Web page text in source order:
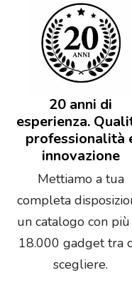
20 anni di
esperienza.
professionalità
innovazione
Mettiamo a tua
completa
un catalogo con
18.000 gadget tra
scegliere.